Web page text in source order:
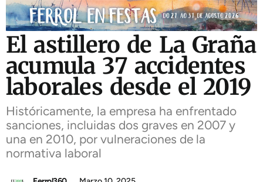
El astillero de La Graña
acumula 37 accidentes
laborales desde el 2019
Históricamente, la empresa ha enfrentado
sanciones, incluidas dos graves en 2007 y
una en 2010, por vulneraciones de la
normativa laboral